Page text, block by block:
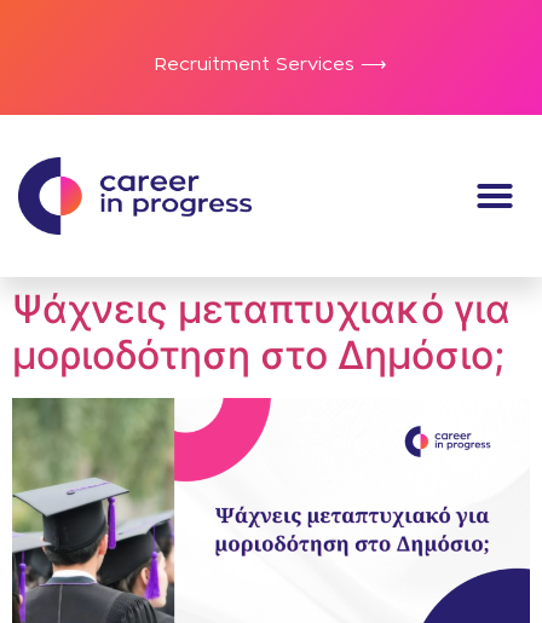
Recruitment Services ⟶
Ψάχνεις μεταπτυχιακό για
μοριοδότηση στο Δημόσιο;